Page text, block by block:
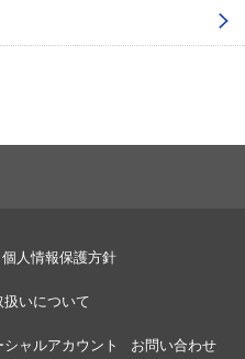
個人情報保護方針
いについて
シャルアカウント お問い合わせ